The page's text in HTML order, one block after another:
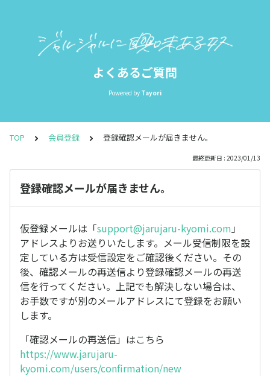
よくあるご質問
Powered by Tayori
TOP 会員登録 登録確認メールが届きません。
最終更新日 : 2023/01/13
登録確認メールが届きません。
仮登録メールは「support@jarujaru-kyomi.com 」
アドレスよりお送りいたします。メール受信制限を設
定している方は受信設定をご確認後ください。その
後、確認メールの再送信より登録確認メールの再送
信を行ってください。上記でも解決しない場合は、
お手数ですが別のメールアドレスにて登録をお願い
します。
「確認メールの再送信」はこちら
https://www.jarujaru-
kyomi.com/users/confirmation/new